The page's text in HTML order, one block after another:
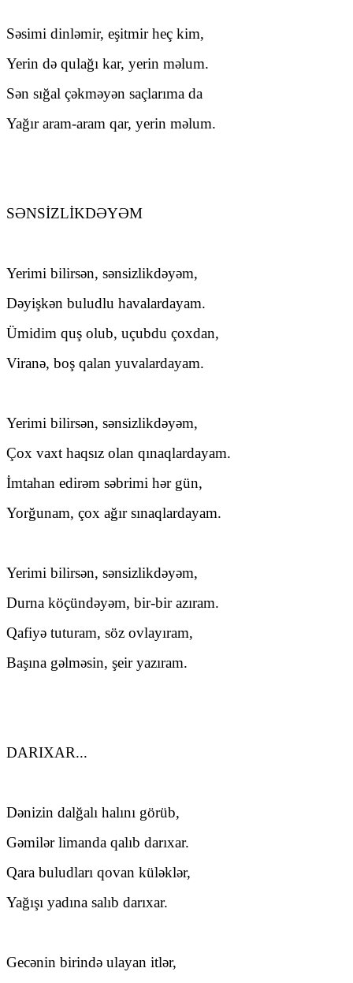
Səsimi dinləmir, eşitmir heç kim,
Yerin də qulağı kar, yerin məlum.
Sən sığal çəkməyən saçlarıma da
Yağır aram-aram qar, yerin məlum.
SƏNSİZLİKDƏYƏM
Yerimi bilirsən, sənsizlikdəyəm,
Dəyişkən buludlu havalardayam.
Ümidim quş olub, uçubdu çoxdan,
Viranə, boş qalan yuvalardayam.
Yerimi bilirsən, sənsizlikdəyəm,
Çox vaxt haqsız olan qınaqlardayam.
İmtahan edirəm səbrimi hər gün,
Yorğunam, çox ağır sınaqlardayam.
Yerimi bilirsən, sənsizlikdəyəm,
Durna köçündəyəm, bir-bir azıram.
Qafiyə tuturam, söz ovlayıram,
Başına gəlməsin, şeir yazıram.
DARIXAR...
Dənizin dalğalı halını görüb,
Gəmilər limanda qalıb darıxar.
Qara buludları qovan küləklər,
Yağışı yadına salıb darıxar.
Gecənin birində ulayan itlər,